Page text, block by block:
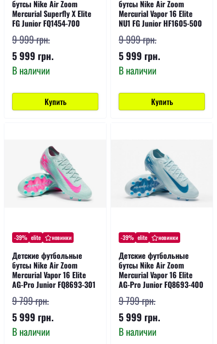
бутсы Nike Air Zoom
Mercurial Superfly X Elite
FG Junior FQ1454-700
9 999 грн.
5 999 грн.
В наличии
Купить
бутсы Nike Air Zoom
Mercurial Vapor 16 Elite
NU1 FG Junior HF1605-500
9 999 грн.
5 999 грн.
В наличии
Купить
-39% elite новинки
Детские футбольные
бутсы Nike Air Zoom
Mercurial Vapor 16 Elite
AG-Pro Junior FQ8693-301
9 799 грн.
5 999 грн.
В наличии
-39% elite новинки
Детские футбольные
бутсы Nike Air Zoom
Mercurial Vapor 16 Elite
AG-Pro Junior FQ8693-400
9 799 грн.
5 999 грн.
В наличии